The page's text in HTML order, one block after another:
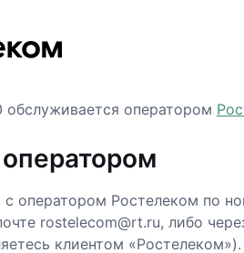
обслуживается оператором
с оператором Ростелеком по
rostelecom@rt.ru, либо
клиентом «Ростелеком»).